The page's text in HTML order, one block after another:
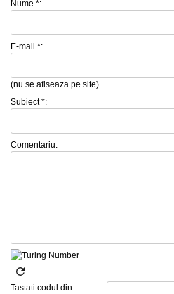
Nume *:
E-mail *:
(nu se afiseaza pe site)
Subiect *:
Comentariu:
Tastati codul din